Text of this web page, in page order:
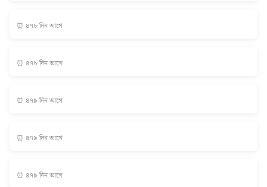
⏰ ৪৭৮ দিন আগে
⏰ ৪৭৮ দিন আগে
⏰ ৪৭৯ দিন আগে
⏰ ৪৭৯ দিন আগে
⏰ ৪৭৯ দিন আগে